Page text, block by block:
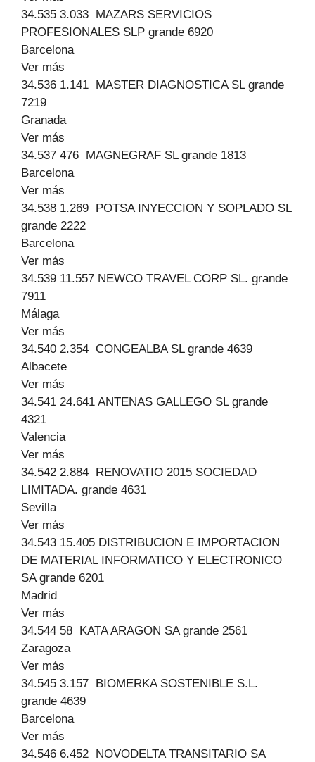
34.535 3.033 MAZARS SERVICIOS
PROFESIONALES SLP grande 6920
Barcelona
Ver más
34.536 1.141 MASTER DIAGNOSTICA SL grande
7219
Granada
Ver más
34.537 476 MAGNEGRAF SL grande 1813
Barcelona
Ver más
34.538 1.269 POTSA INYECCION Y SOPLADO SL
grande 2222
Barcelona
Ver más
34.539 11.557 NEWCO TRAVEL CORP SL. grande
7911
Málaga
Ver más
34.540 2.354 CONGEALBA SL grande 4639
Albacete
Ver más
34.541 24.641 ANTENAS GALLEGO SL grande
4321
Valencia
Ver más
34.542 2.884 RENOVATIO 2015 SOCIEDAD
LIMITADA. grande 4631
Sevilla
Ver más
34.543 15.405 DISTRIBUCION E IMPORTACION
DE MATERIAL INFORMATICO Y ELECTRONICO
SA grande 6201
Madrid
Ver más
34.544 58 KATA ARAGON SA grande 2561
Zaragoza
Ver más
34.545 3.157 BIOMERKA SOSTENIBLE S.L.
grande 4639
Barcelona
Ver más
34.546 6.452 NOVODELTA TRANSITARIO SA